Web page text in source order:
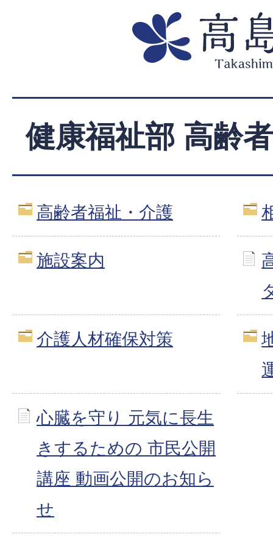
健康福祉部 高齢
高齢者福祉・介護
施設案内
介護人材確保対策
心臓を守り 元気に長生
きするための 市民公開
講座 動画公開のお知ら
せ